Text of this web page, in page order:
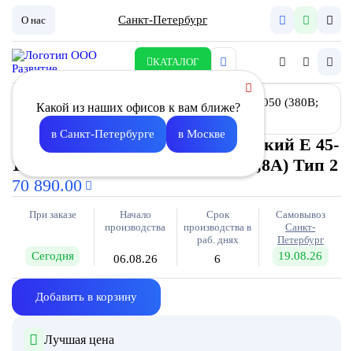
О нас Санкт-Петербург
КАТАЛОГ
Какой из наших офисов к вам ближе?
в Санкт-Петербурге в Москве
Воздухонагреватель электрический E 45-
10050 (380В; 22,8А + 22,8А + 22,8А) Тип 2
70 890.00
При заказе
Сегодня
Начало
производства
06.08.26
Срок
производства в
раб. днях
6
Самовывоз
Санкт-
Петербург
19.08.26
Добавить в корзину
Лучшая цена